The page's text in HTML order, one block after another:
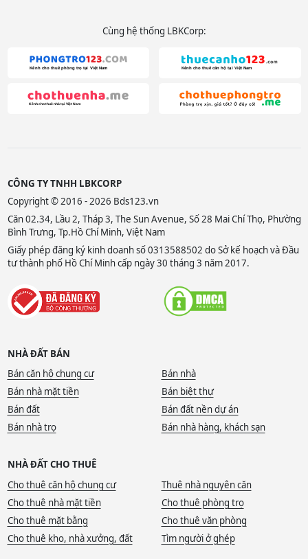
Cùng hệ thống LBKCorp:
CÔNG TY TNHH LBKCORP
Copyright © 2016 - 2026 Bds123.vn
Căn 02.34, Lầu 2, Tháp 3, The Sun Avenue, Số 28 Mai Chí Thọ, Phường
Bình Trưng, Tp.Hồ Chí Minh, Việt Nam
Giấy phép đăng ký kinh doanh số 0313588502 do Sở kế hoạch và Đầu
tư thành phố Hồ Chí Minh cấp ngày 30 tháng 3 năm 2017.
NHÀ ĐẤT BÁN
Bán căn hộ chung cư
Bán nhà
Bán nhà mặt tiền
Bán biệt thự
Bán đất
Bán đất nền dự án
Bán nhà trọ
Bán nhà hàng, khách sạn
NHÀ ĐẤT CHO THUÊ
Cho thuê căn hộ chung cư
Thuê nhà nguyên căn
Cho thuê nhà mặt tiền
Cho thuê phòng trọ
Cho thuê mặt bằng
Cho thuê văn phòng
Cho thuê kho, nhà xưởng, đất
Tìm người ở ghép